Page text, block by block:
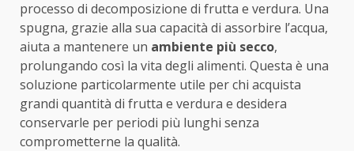
processo di decomposizione di frutta e verdura. Una
spugna, grazie alla sua capacità di assorbire l’acqua,
aiuta a mantenere un ambiente più secco,
prolungando così la vita degli alimenti. Questa è una
soluzione particolarmente utile per chi acquista
grandi quantità di frutta e verdura e desidera
conservarle per periodi più lunghi senza
comprometterne la qualità.